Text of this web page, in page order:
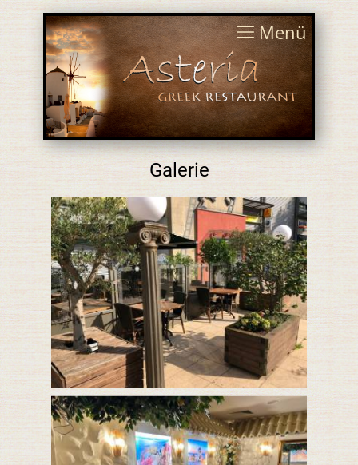
Menü
Galerie